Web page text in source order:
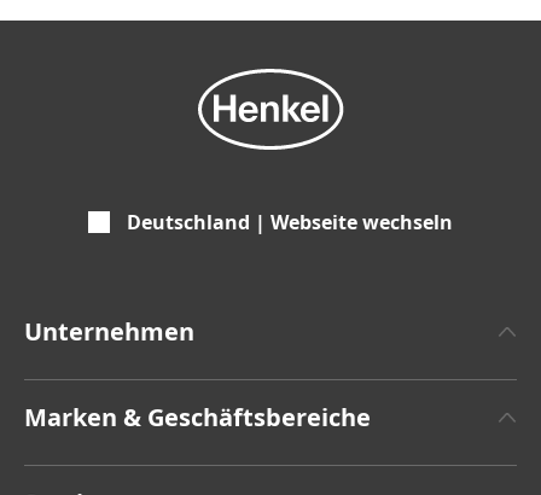
Deutschland | Webseite wechseln
Unternehmen
Marken & Geschäftsbereiche